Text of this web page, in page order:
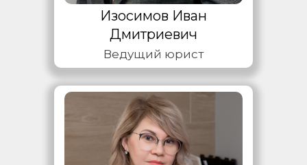
Ведущий юрист
Изосимов Иван
Дмитриевич